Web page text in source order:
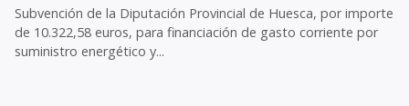
Subvención de la Diputación Provincial de Huesca, por importe
de 10.322,58 euros, para financiación de gasto corriente por
suministro energético y...